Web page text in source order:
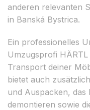
anderen relevanten
in Banská Bystrica.
Ein professionelles
Umzugsprofi
Transport deiner
bietet auch
und Auspacken,
demontieren sowie